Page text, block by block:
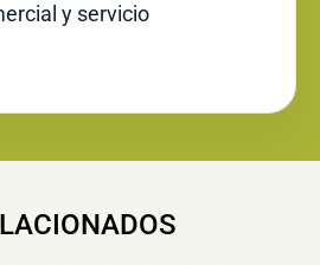
y servicio